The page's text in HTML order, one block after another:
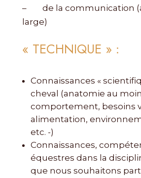
– de la communication
large)
« TECHNIQUE » :
Connaissances «
cheval (anatomie au
comportement, besoins
alimentation,
etc. -)
Connaissances,
équestres dans la
que nous souhaitons